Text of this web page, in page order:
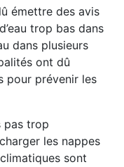
émettre des avis
trop bas dans
dans plusieurs
ont dû
pour prévenir les
pas trop
les nappes
sont